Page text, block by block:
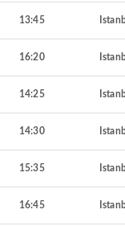
13:45
16:20
14:25
14:30
15:35
16:45